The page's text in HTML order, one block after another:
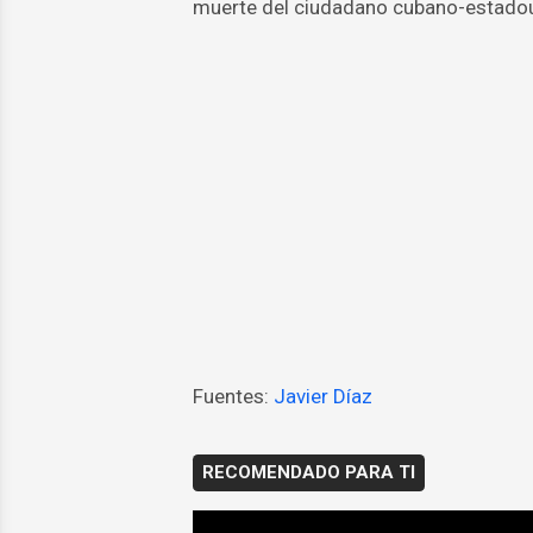
muerte del ciudadano cubano-
Fuentes: Javier Díaz
RECOMENDADO PARA TI